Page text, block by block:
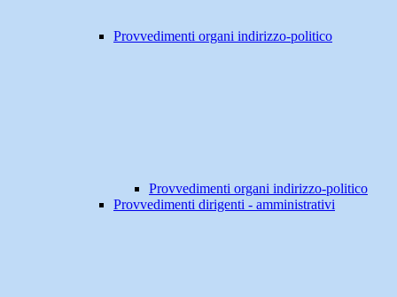
Provvedimenti organi indirizzo-politico
Provvedimenti organi indirizzo-politico
Provvedimenti dirigenti - amministrativi